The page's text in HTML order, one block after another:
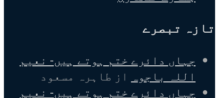
تازہ تبصرے
جہاں دائرے ختم ہوتے ہیں- نعیم
اللہ باجوہ از طاہرہ مسعود
جہاں دائرے ختم ہوتے ہیں- نعیم